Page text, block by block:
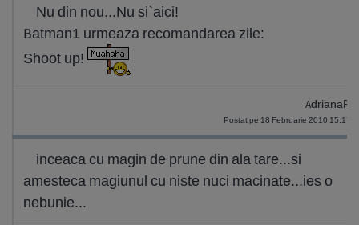
Nu din nou...Nu si`aici!
Batman1 urmeaza recomandarea zile:
Shoot up!
AdrianaR
Postat pe 18 Februarie 2010 15:17
inceaca cu magin de prune din ala tare...si
amesteca magiunul cu niste nuci macinate...ies o
nebunie...